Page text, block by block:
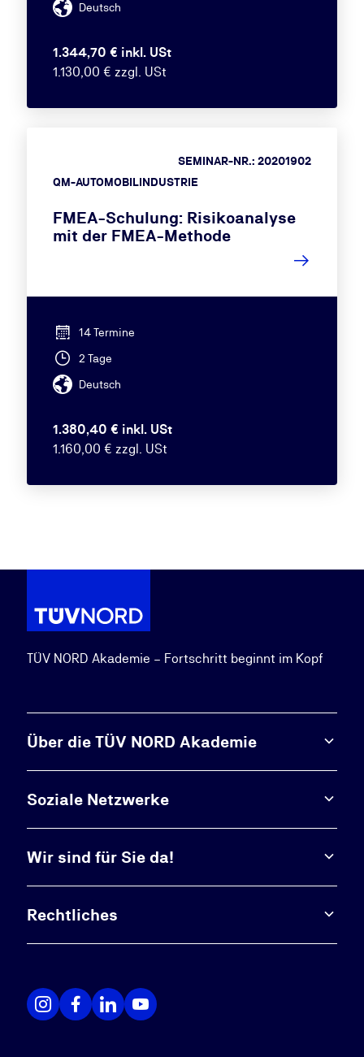
Deutsch
1.344,70 € inkl. USt
1.130,00 € zzgl. USt
QM-AUTOMOBILINDUSTRIE
SEMINAR-NR.: 20201902
FMEA-Schulung: Risikoanalyse
mit der FMEA-Methode
14 Termine
2 Tage
Deutsch
1.380,40 € inkl. USt
1.160,00 € zzgl. USt
TÜV NORD Akademie – Fortschritt beginnt im Kopf
Über die TÜV NORD Akademie
Soziale Netzwerke
Wir sind für Sie da!
Rechtliches